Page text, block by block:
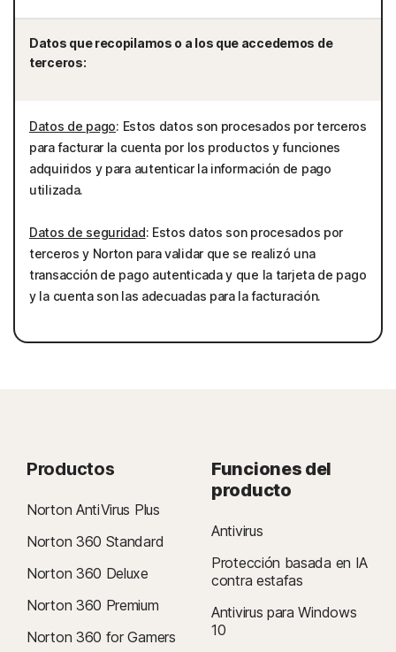
Datos que recopilamos o a los que accedemos de
terceros:
Datos de pago: Estos datos son procesados por terceros
para facturar la cuenta por los productos y funciones
adquiridos y para autenticar la información de pago
utilizada.
Datos de seguridad: Estos datos son procesados por
terceros y Norton para validar que se realizó una
transacción de pago autenticada y que la tarjeta de pago
y la cuenta son las adecuadas para la facturación.
Productos
Norton AntiVirus Plus
Norton 360 Standard
Norton 360 Deluxe
Norton 360 Premium
Norton 360 for Gamers
Funciones del
producto
Antivirus
Protección basada en IA
contra estafas
Antivirus para Windows
10